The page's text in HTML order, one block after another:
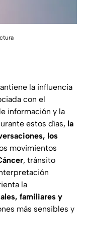
la influencia
con el
información y la
estos días, la
los
movimientos
, tránsito
la
familiares y
más sensibles y